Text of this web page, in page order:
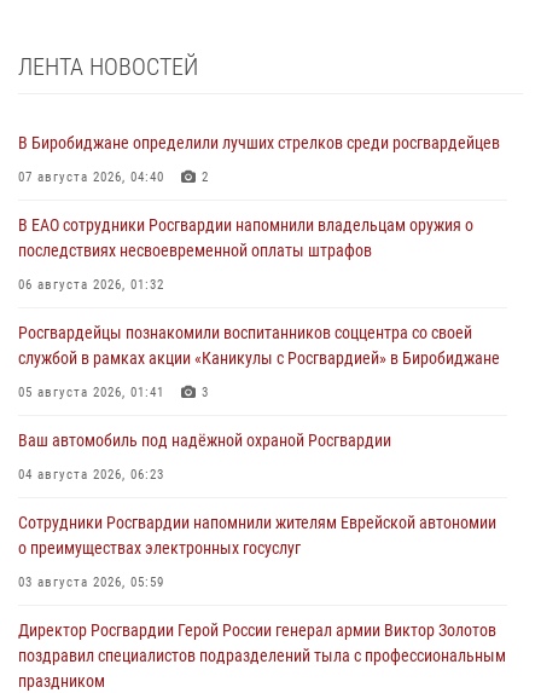
ЛЕНТА НОВОСТЕЙ
В Биробиджане определили лучших стрелков среди росгвардейцев
07 августа 2026, 04:40 2
В ЕАО сотрудники Росгвардии напомнили владельцам оружия о
последствиях несвоевременной оплаты штрафов
06 августа 2026, 01:32
Росгвардейцы познакомили воспитанников соццентра со своей
службой в рамках акции «Каникулы с Росгвардией» в Биробиджане
05 августа 2026, 01:41 3
Ваш автомобиль под надёжной охраной Росгвардии
04 августа 2026, 06:23
Сотрудники Росгвардии напомнили жителям Еврейской автономии
о преимуществах электронных госуслуг
03 августа 2026, 05:59
Директор Росгвардии Герой России генерал армии Виктор Золотов
поздравил специалистов подразделений тыла с профессиональным
праздником